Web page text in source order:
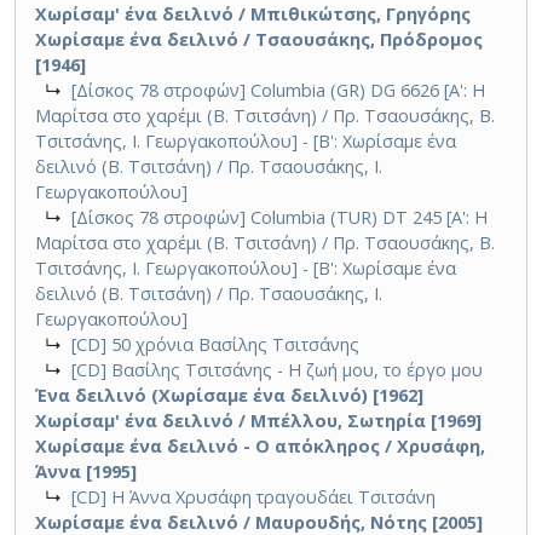
Χωρίσαμ' ένα δειλινό / Μπιθικώτσης, Γρηγόρης
Χωρίσαμε ένα δειλινό / Τσαουσάκης, Πρόδρομος
[1946]
↳ [Δίσκος 78 στροφών] Columbia (GR) DG 6626 [Α': Η
Μαρίτσα στο χαρέμι (Β. Τσιτσάνη) / Πρ. Τσαουσάκης, Β.
Τσιτσάνης, Ι. Γεωργακοπούλου] - [Β': Χωρίσαμε ένα
δειλινό (Β. Τσιτσάνη) / Πρ. Τσαουσάκης, Ι.
Γεωργακοπούλου]
↳ [Δίσκος 78 στροφών] Columbia (TUR) DΤ 245 [Α': Η
Μαρίτσα στο χαρέμι (Β. Τσιτσάνη) / Πρ. Τσαουσάκης, Β.
Τσιτσάνης, Ι. Γεωργακοπούλου] - [Β': Χωρίσαμε ένα
δειλινό (Β. Τσιτσάνη) / Πρ. Τσαουσάκης, Ι.
Γεωργακοπούλου]
↳ [CD] 50 χρόνια Βασίλης Τσιτσάνης
↳ [CD] Βασίλης Τσιτσάνης - Η ζωή μου, το έργο μου
Ένα δειλινό (Χωρίσαμε ένα δειλινό) [1962]
Χωρίσαμ' ένα δειλινό / Μπέλλου, Σωτηρία [1969]
Χωρίσαμε ένα δειλινό - Ο απόκληρος / Χρυσάφη,
Άννα [1995]
↳ [CD] Η Άννα Χρυσάφη τραγουδάει Τσιτσάνη
Χωρίσαμε ένα δειλινό / Μαυρουδής, Νότης [2005]